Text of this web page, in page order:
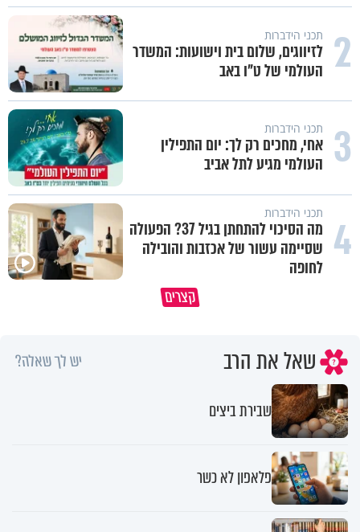
2 תכני הידברות
לזיווגים, שלום בית וישועות: המשדר
העולמי של ט"ו באב
3 תכני הידברות
אחי, מחכים רק לך: יום התפילין
העולמי מגיע לתל אביב
4 תכני הידברות
מה הסיכוי להתחתן בגיל 37? הפעולה
שסיימה עשור של אכזבות והובילה
לחופה
קצרים
לפעמים המערכת מפספסת את הלב
מותר לנשוף על בוטנים כדי
שאל את הרב יש לך שאלה?
שבירת ביצים
פלאפון לא כשר